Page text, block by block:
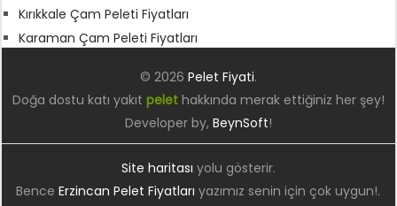
Kırıkkale Çam Peleti Fiyatları
Karaman Çam Peleti Fiyatları
© 2026 Pelet Fiyati.
Doğa dostu katı yakıt pelethakkında merak ettiğiniz her şey!
Developer by, BeynSoft!
Site haritası yolu gösterir.
BenceErzincan Pelet Fiyatları yazımız senin için çok uygun!.